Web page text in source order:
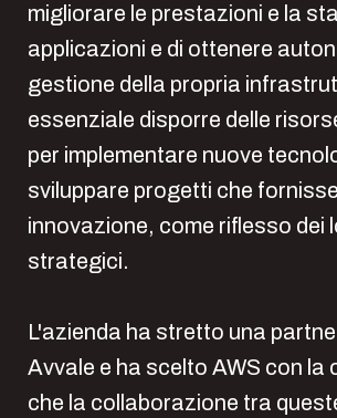
migliorare le prestazioni e la
applicazioni e di ottenere
gestione della propria
essenziale disporre delle
per implementare nuove
sviluppare progetti che
innovazione, come riflesso dei
strategici.
L'azienda ha stretto una
Avvale e ha scelto AWS con la
che la collaborazione tra